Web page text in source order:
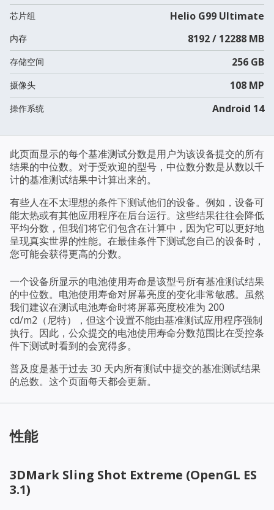
芯片组 Helio G99 Ultimate
内存 8192 / 12288 MB
存储空间 256 GB
摄像头 108 MP
操作系统 Android 14
此页面显示的每个基准测试分数是用户为该设备提交的所有
结果的中位数。对于受欢迎的型号，中位数分数是从数以千
计的基准测试结果中计算出来的。
有些人在不太理想的条件下测试他们的设备。例如，设备可
能太热或有其他应用程序在后台运行。这些结果往往会降低
平均分数，但我们将它们包含在计算中，因为它可以更好地
呈现真实世界的性能。在最佳条件下测试您自己的设备时，
您可能会获得更高的分数。
一个设备所显示的电池使用寿命是该型号所有基准测试结果
的中位数。电池使用寿命对屏幕亮度的变化非常敏感。虽然
我们建议在测试电池寿命时将屏幕亮度校准为 200
cd/m2（尼特），但这个设置不能由基准测试应用程序强制
执行。因此，公众提交的电池使用寿命分数范围比在受控条
件下测试时看到的会宽得多。
普及度是基于过去 30 天内所有测试中提交的基准测试结果
的总数。这个页面每天都会更新。
性能
3DMark Sling Shot Extreme (OpenGL ES
3.1)